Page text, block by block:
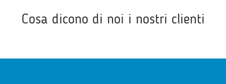
Cosa dicono di noi i nostri clienti